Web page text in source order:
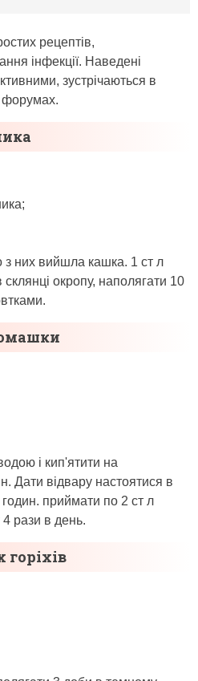
рецептів,
інфекції. Наведені
зустрічаються в
форумах.
з них вийшла кашка. 1 ст л
окропу, наполягати 10
і кип'ятити на
Дати відвару настоятися в
приймати по 2 ст л
4 рази в день.
горіхів